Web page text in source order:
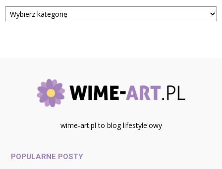
Kategorie
wime-art.pl to blog lifestyle'owy
POPULARNE POSTY